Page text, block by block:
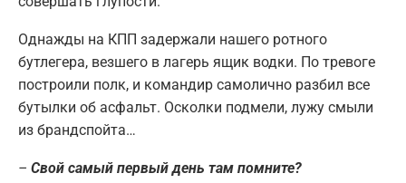
Однажды на КПП задержали нашего ротного
бутлегера, везшего в лагерь ящик водки. По тревоге
построили полк, и командир самолично разбил все
бутылки об асфальт. Осколки подмели, лужу смыли
из брандспойта…
– Свой самый первый день там помните?